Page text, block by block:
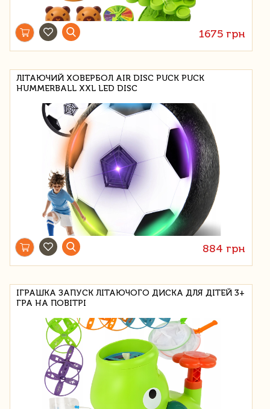
1675 грн
ЛІТАЮЧИЙ ХОВЕРБОЛ AIR DISC PUCK PUCK
HUMMERBALL XXL LED DISC
884 грн
ІГРАШКА ЗАПУСК ЛІТАЮЧОГО ДИСКА ДЛЯ ДІТЕЙ 3+
ГРА НА ПОВІТРІ